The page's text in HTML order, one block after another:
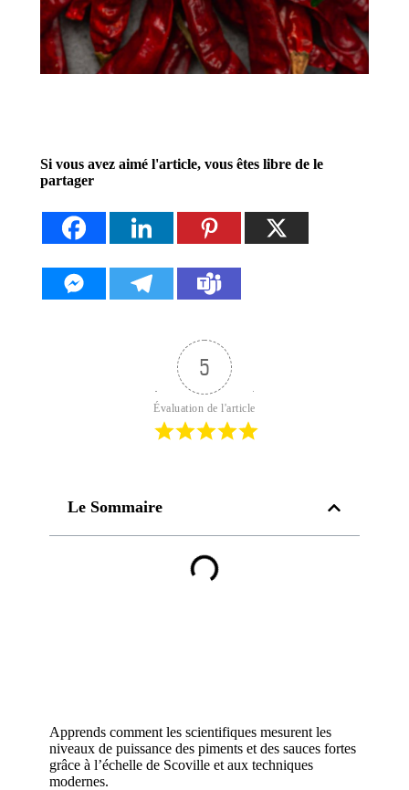
Si vous avez aimé l'article, vous êtes libre de le
partager
5
Évaluation de l'article
Le Sommaire
Apprends comment les scientifiques mesurent les
niveaux de puissance des piments et des sauces fortes
grâce à l’échelle de Scoville et aux techniques
modernes.